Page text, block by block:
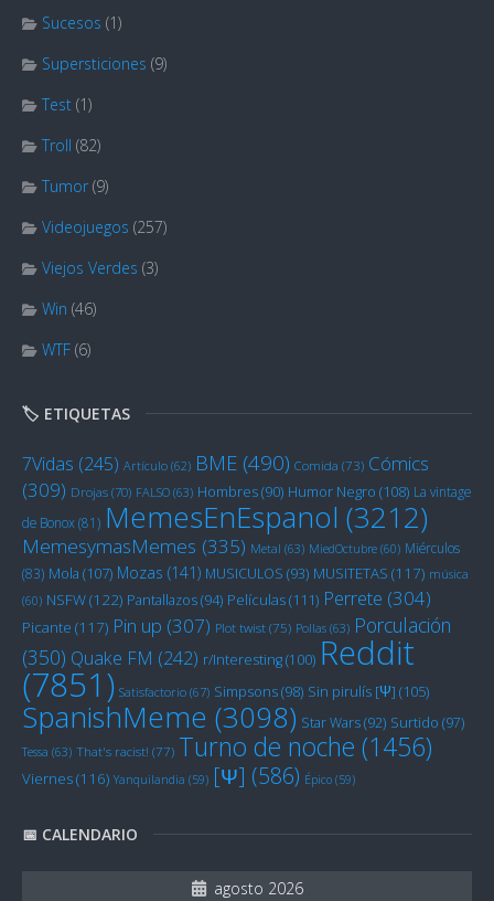
Sucesos (1)
Supersticiones (9)
Test (1)
Troll (82)
Tumor (9)
Videojuegos (257)
Viejos Verdes (3)
Win (46)
WTF (6)
🏷️ ETIQUETAS
7Vidas (245) Artículo (62) BME (490) Comida (73) Cómics
(309) Drojas (70) FALSO (63) Hombres(90) Humor Negro (108) La vintage
de Bonox(81) MemesEnEspanol (3212)
MemesymasMemes (335) Metal (63) MiedOctubre (60) Miérculos
(83) Mola (107) Mozas (141) MUSICULOS (93) MUSITETAS (117) música
(60) NSFW(122) Pantallazos(94) Películas(111) Perrete (304)
Picante (117) Pin up (307) Plot twist (75) Pollas (63) Porculación
(350) Quake FM (242) r/Interesting(100) Reddit
(7851) Satisfactorio (67) Simpsons(98) Sin pirulís [Ψ] (105)
SpanishMeme (3098) Star Wars(92) Surtido (97)
Tessa (63) That's racist! (77) Turno de noche (1456)
Viernes(116) Yanquilandia (59) [Ψ] (586) Épico (59)
📅 CALENDARIO
agosto 2026